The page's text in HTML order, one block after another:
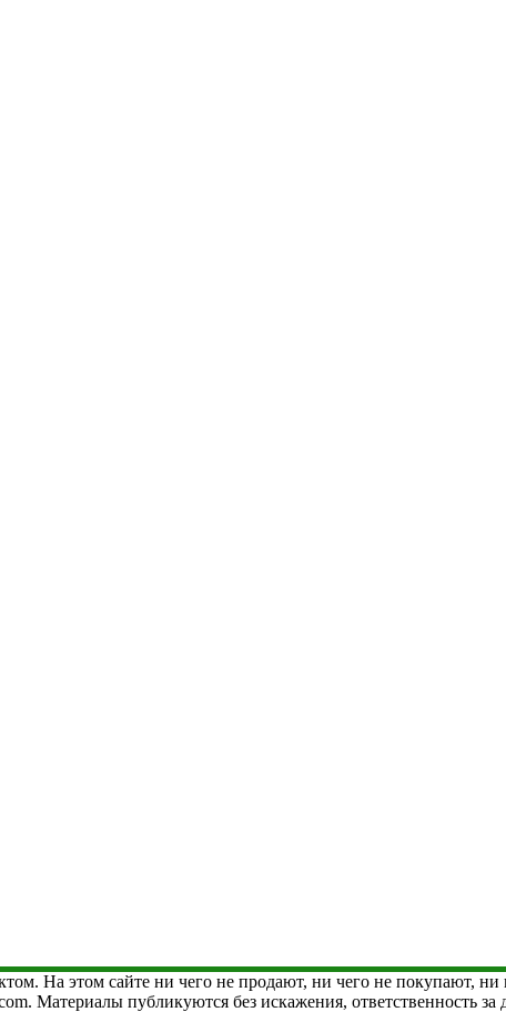
На этом сайте ни чего не продают, ни чего не покупают, ни
Материалы публикуются без искажения, ответственность